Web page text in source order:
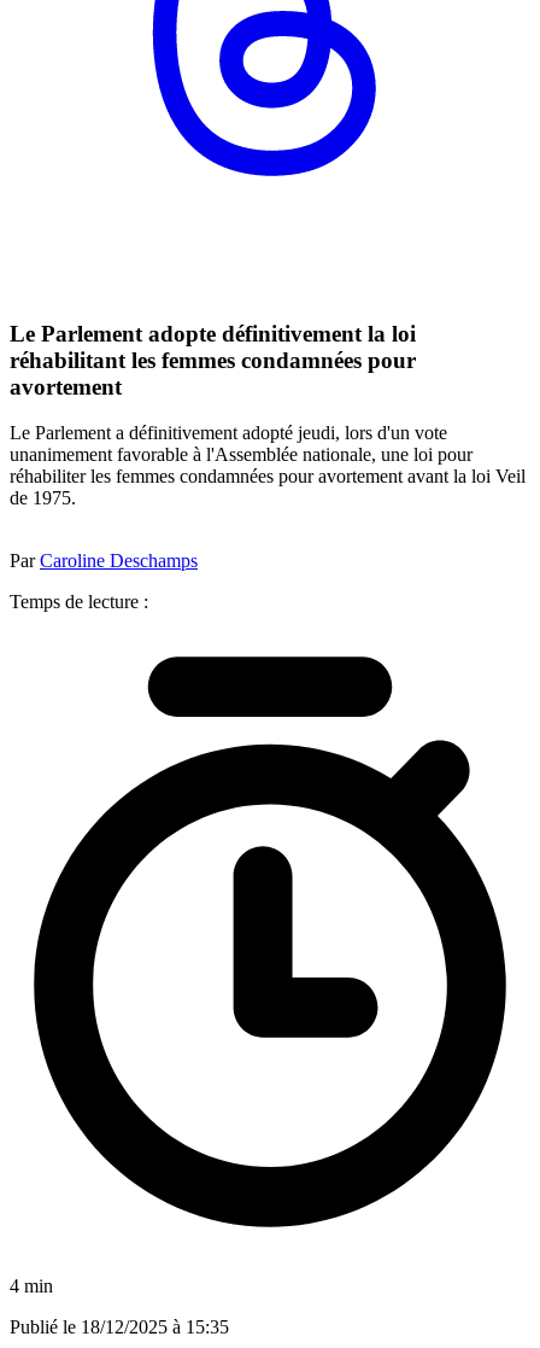
Le Parlement adopte définitivement la loi
réhabilitant les femmes condamnées pour
avortement
Le Parlement a définitivement adopté jeudi, lors d'un vote
unanimement favorable à l'Assemblée nationale, une loi pour
réhabiliter les femmes condamnées pour avortement avant la loi Veil
de 1975.
ParCaroline Deschamps
Temps de lecture :
4 min
Publié le 18/12/2025 à 15:35